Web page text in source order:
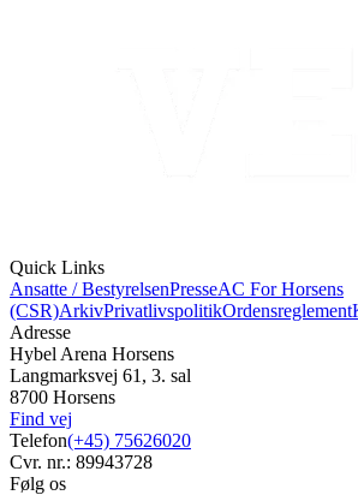
Quick Links
Ansatte / BestyrelsenPresseAC For Horsens
(CSR)ArkivPrivatlivspolitikOrdensreglement
Adresse
Hybel Arena Horsens
Langmarksvej 61, 3. sal
8700 Horsens
Find vej
Telefon(+45) 75626020
Cvr. nr.: 89943728
Følg os